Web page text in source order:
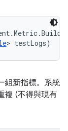
> testLogs)
組新指標。系統
複 (不得與現有